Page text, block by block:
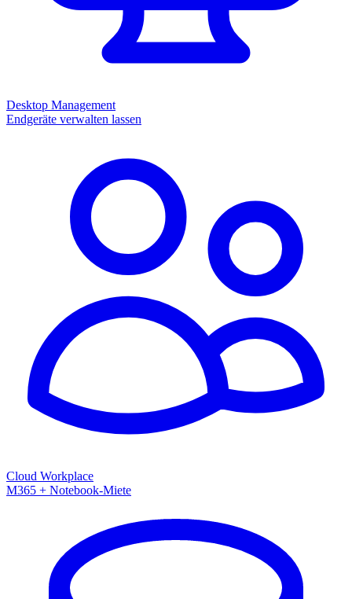
Desktop Management
Endgeräte verwalten lassen
Cloud Workplace
M365 + Notebook-Miete